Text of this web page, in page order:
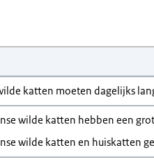
katten moeten dagelijks
wilde katten hebben een
wilde katten en huiskatten